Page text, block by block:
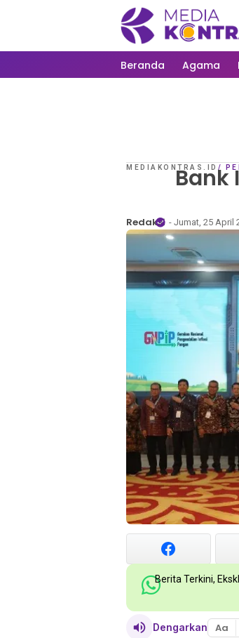
Beranda Agama
MEDIAKONTRAS.ID /
Bank
Redaksi - Jumat, 25 April
Berita Terkini,
Dengarkan Aa